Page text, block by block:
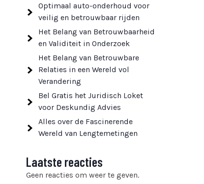
Optimaal auto-onderhoud voor
veilig en betrouwbaar rijden
Het Belang van Betrouwbaarheid
en Validiteit in Onderzoek
Het Belang van Betrouwbare
Relaties in een Wereld vol
Verandering
Bel Gratis het Juridisch Loket
voor Deskundig Advies
Alles over de Fascinerende
Wereld van Lengtemetingen
Laatste reacties
Geen reacties om weer te geven.